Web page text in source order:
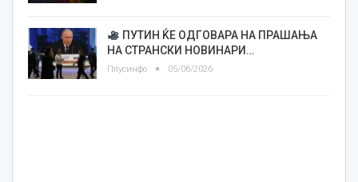
ПУТИН ЌЕ ОДГОВАРА НА ПРАШАЊА
НА СТРАНСКИ НОВИНАРИ…
Плусинфо 05/06/2026